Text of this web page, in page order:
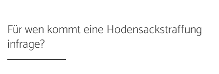
Für wen kommt eine Hodensackstraffung
infrage?